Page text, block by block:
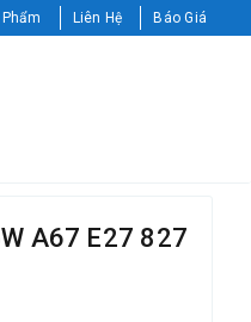
Liên Hệ Báo Giá
A67 E27 827